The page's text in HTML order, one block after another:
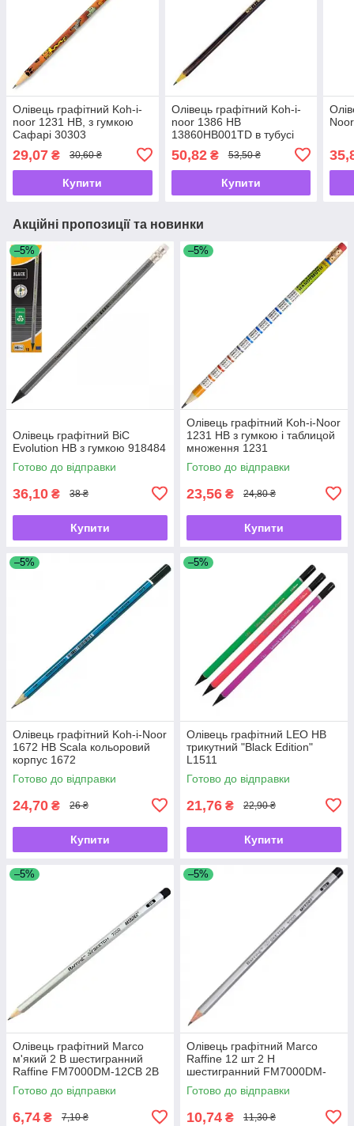
Олівець графітний Koh-i-
noor 1231 HВ, з гумкою
Сафарі 30303
29,07 ₴ 30,60 ₴
Купити
Олівець графітний Koh-i-
noor 1386 HВ
13860НВ001TD в тубусі
50,82₴ 53,50 ₴
Купити
Акційні пропозиції та новинки
–5%
Олівець графітний BiC
Evolution НВ з гумкою 918484
Готово до відправки
36,10 ₴ 38 ₴
Купити
–5%
Олівець графітний Koh-i-Noor
1231 HВ з гумкою і таблицой
множення 1231
Готово до відправки
23,56 ₴ 24,80 ₴
Купити
–5%
Олівець графітний Koh-i-Noor
1672 HВ Scala кольоровий
корпус 1672
Готово до відправки
24,70 ₴ 26 ₴
Купити
–5%
Олівець графітний LEO HB
трикутний "Black Edition"
L1511
Готово до відправки
21,76 ₴ 22,90 ₴
Купити
–5%
Олівець графітний Marсо
м'який 2 B шестигранний
Raffine FM7000DM-12CB 2В
Готово до відправки
6,74 ₴ 7,10 ₴
–5%
Олівець графітний Marсо
Raffine 12 шт 2 Н
шестигранний FM7000DM-
12СВ 2Н
Готово до відправки
10,74 ₴ 11,30 ₴